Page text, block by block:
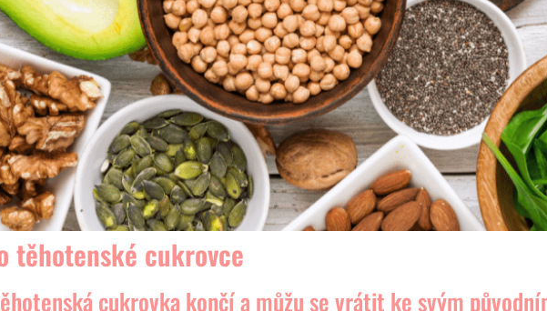
těhotenské cukrovce
cukrovka končí a můžu se vrátit ke svým